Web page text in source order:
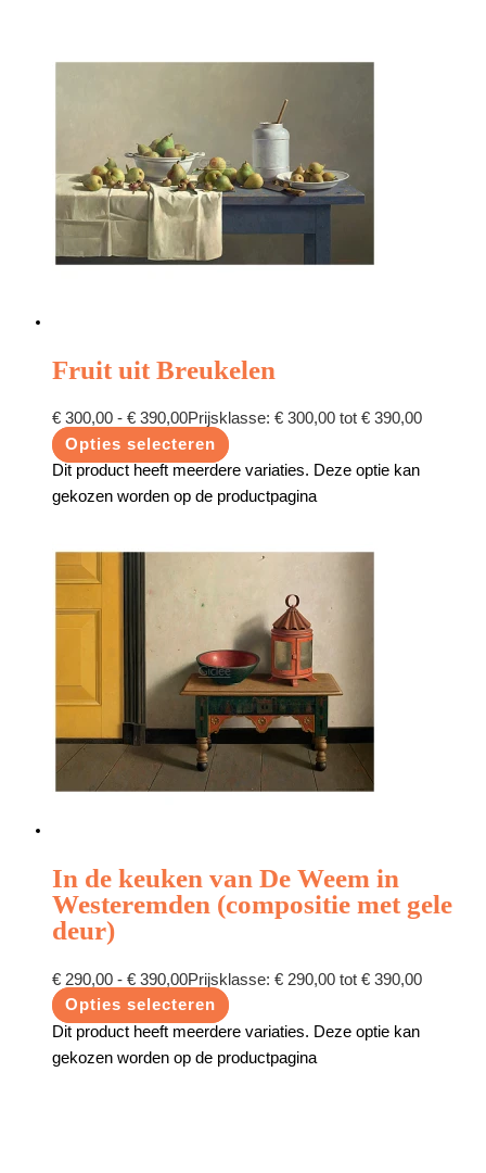
Fruit uit Breukelen
€ 300,00 - € 390,00Prijsklasse: € 300,00 tot € 390,00
Opties selecteren
Dit product heeft meerdere variaties. Deze optie kan
gekozen worden op de productpagina
In de keuken van De Weem in
Westeremden (compositie met gele
deur)
€ 290,00 - € 390,00Prijsklasse: € 290,00 tot € 390,00
Opties selecteren
Dit product heeft meerdere variaties. Deze optie kan
gekozen worden op de productpagina